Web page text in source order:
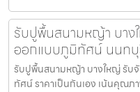
รับปูพื้นสนามหญ้า บา
ออกแบบภูมิทัศน์ นนท
รับปูพื้นสนามหญ้า บางใหญ่ รั
ทัศน์ ราคาเป็นกันเอง เน้นคุณ